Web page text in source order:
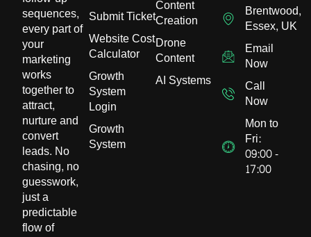
sequences,
every part of
your
marketing
works
together to
attract,
nurture and
convert
leads. No
chasing, no
guesswork,
just a
predictable
flow of
Submit Ticket
Website Cost
Calculator
Growth
System
Login
Growth
System
Content
Creation
Drone
Content
AI Systems
Brentwood,
Essex, UK
Email
Now
Call
Now
Mon to
Fri:
09:00 -
17:00